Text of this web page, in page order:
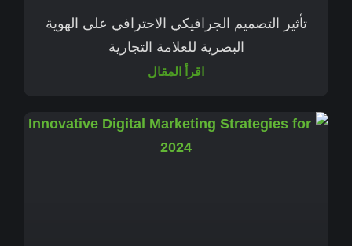
تأثير التصميم الجرافيكي الاحترافي على الهوية
البصرية للعلامة التجارية
اقرأ المقال